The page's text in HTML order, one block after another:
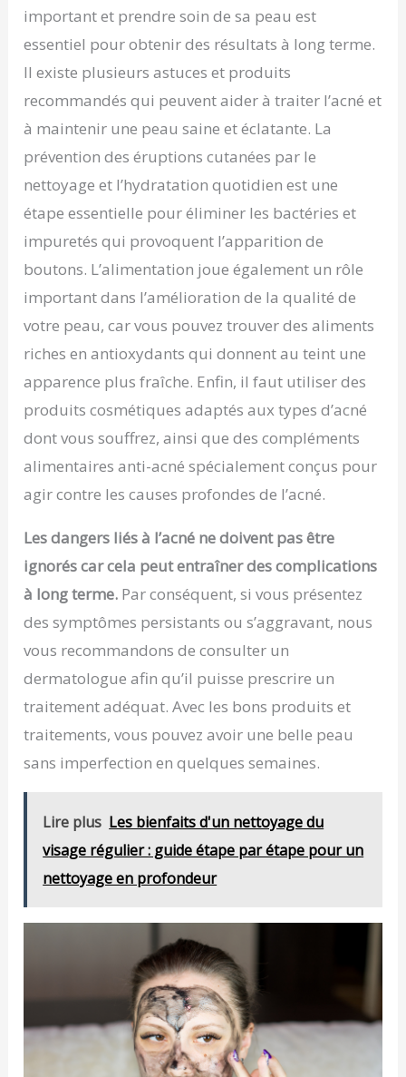
important et prendre soin de sa peau est
essentiel pour obtenir des résultats à long terme.
Il existe plusieurs astuces et produits
recommandés qui peuvent aider à traiter l’acné et
à maintenir une peau saine et éclatante. La
prévention des éruptions cutanées par le
nettoyage et l’hydratation quotidien est une
étape essentielle pour éliminer les bactéries et
impuretés qui provoquent l’apparition de
boutons. L’alimentation joue également un rôle
important dans l’amélioration de la qualité de
votre peau, car vous pouvez trouver des aliments
riches en antioxydants qui donnent au teint une
apparence plus fraîche. Enfin, il faut utiliser des
produits cosmétiques adaptés aux types d’acné
dont vous souffrez, ainsi que des compléments
alimentaires anti-acné spécialement conçus pour
agir contre les causes profondes de l’acné.
Les dangers liés à l’acné ne doivent pas être
ignorés car cela peut entraîner des complications
à long terme. Par conséquent, si vous présentez
des symptômes persistants ou s’aggravant, nous
vous recommandons de consulter un
dermatologue afin qu’il puisse prescrire un
traitement adéquat. Avec les bons produits et
traitements, vous pouvez avoir une belle peau
sans imperfection en quelques semaines.
Lire plus Les bienfaits d'un nettoyage du
visage régulier : guide étape par étape pour un
nettoyage en profondeur